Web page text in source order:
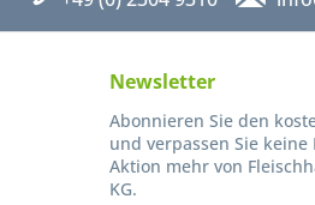
Newsletter
Abonnieren Sie den
und verpassen Sie
Aktion mehr von
KG.